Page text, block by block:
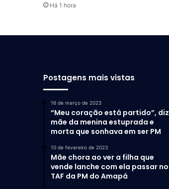
Há 1 hora
Postagens mais vistas
16 de março de 2023
“Meu coração está partido”, diz
mãe da menina estuprada e
morta que sonhava em ser PM
10 de fevereiro de 2023
Mãe chora ao ver a filha que
vende lanche com ela passar no
TAF da PM do Amapá